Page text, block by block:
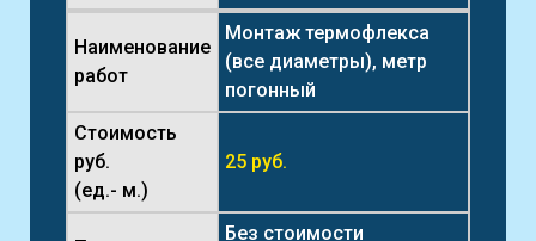
Наименование
работ
Монтаж термофлекса
(все диаметры), метр
погонный
Стоимость
руб.
(ед.- м.)
25 руб.
Без стоимости